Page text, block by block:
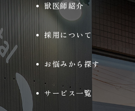
獣医師紹介
採用について
お悩みから探す
サービス一覧